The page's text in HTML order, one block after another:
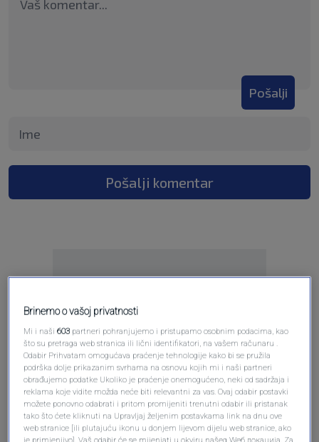
Pošalji
Pošalji komentar
Oglas
Brinemo o vašoj privatnosti
Mi i naši603 partneri pohranjujemo i pristupamo osobnim podacima, kao
što su pretraga web stranica ili lični identifikatori, na vašem računaru .
Odabir Prihvatam omogućava praćenje tehnologije kako bi se pružila
podrška dolje prikazanim svrhama na osnovu kojih mi i naši partneri
obrađujemo podatke Ukoliko je praćenje onemogućeno, neki od sadržaja i
reklama koje vidite možda neće biti relevantni za vas. Ovaj odabir postavki
možete ponovno odabrati i pritom promijeniti trenutni odabir ili pristanak
tako što ćete kliknuti na Upravljaj željenim postavkama link na dnu ove
web stranice [ili plutajuću ikonu u donjem lijevom dijelu web stranice, ako